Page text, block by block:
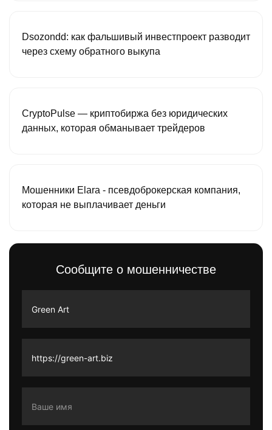
Dsozondd: как фальшивый инвестпроект разводит
через схему обратного выкупа
CryptoPulse — криптобиржа без юридических
данных, которая обманывает трейдеров
Мошенники Elara - псевдоброкерская компания,
которая не выплачивает деньги
Сообщите о мошенничестве